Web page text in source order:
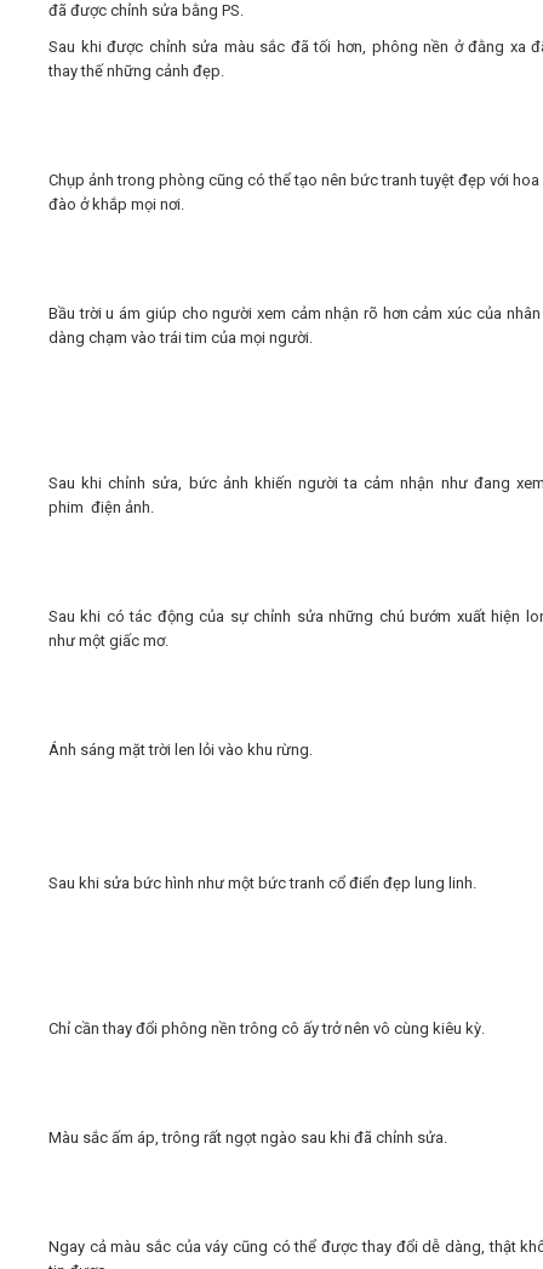
đã được chỉnh sửa bằng PS.
Sau khi được chỉnh sửa màu sắc đã tối hơn, phông nền ở đằng xa
thay thế những cảnh đẹp.
Chụp ảnh trong phòng cũng có thể tạo nên bức tranh tuyệt đẹp với hoa
đào ở khắp mọi nơi.
Bầu trời u ám giúp cho người xem cảm nhận rõ hơn cảm xúc của
dàng chạm vào trái tim của mọi người.
Sau khi chỉnh sửa, bức ảnh khiến người ta cảm nhận như đang
phim điện ảnh.
Sau khi có tác động của sự chỉnh sửa những chú bướm xuất hiện
như một giấc mơ.
Ánh sáng mặt trời len lỏi vào khu rừng.
Sau khi sửa bức hình như một bức tranh cổ điển đẹp lung linh.
Chỉ cần thay đổi phông nền trông cô ấy trở nên vô cùng kiêu kỳ.
Màu sắc ấm áp, trông rất ngọt ngào sau khi đã chỉnh sửa.
Ngay cả màu sắc của váy cũng có thể được thay đổi dễ dàng, thật